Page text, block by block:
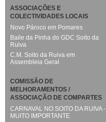
ASSOCIAÇÕES E
COLECTIVIDADES LOCAIS
Novo Pároco em Pomares
Baile da Pinha do GDC Soito da
Ruiva
C.M. Soito da Ruiva em
Assembleia Geral
COMISSÃO DE
MELHORAMENTOS /
ASSOCIAÇÃO DE COMPARTES
CARNAVAL NO SOITO DA RUIVA -
MUITO IMPORTANTE